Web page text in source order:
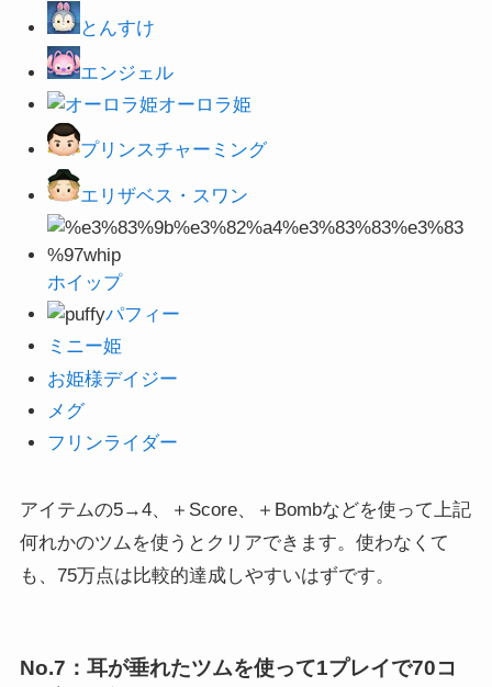
とんすけ
エンジェル
オーロラ姫
プリンスチャーミング
エリザベス・スワン
ホイップ
パフィー
ミニー姫
お姫様デイジー
メグ
フリンライダー
アイテムの5→4、＋Score、＋Bombなどを使って上記
何れかのツムを使うとクリアできます。使わなくて
も、75万点は比較的達成しやすいはずです。
No.7：耳が垂れたツムを使って1プレイで70コ